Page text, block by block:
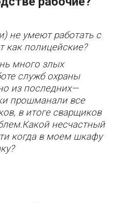
не умеют работать с
как полицейские?
много злых
служб охраны
из последних—
прошманали все
в итоге сварщиков
несчастный
когда в моем шкафу